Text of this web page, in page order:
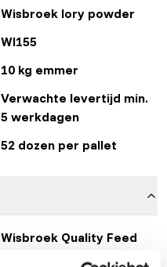
Wisbroek lory powder
WI155
10 kg emmer
Verwachte levertijd min.
5 werkdagen
52 dozen per pallet
Wisbroek Quality Feed